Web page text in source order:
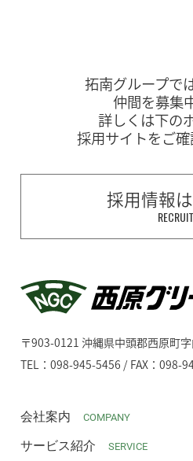
拓南グループで
仲間を募集
詳しくは下の
採用サイトをご確
採用情報
RECRUIT
〒903-0121 沖縄県中頭郡西原町
TEL：098-945-5456 / FAX：098-
会社案内 COMPANY
サービス紹介 SERVICE